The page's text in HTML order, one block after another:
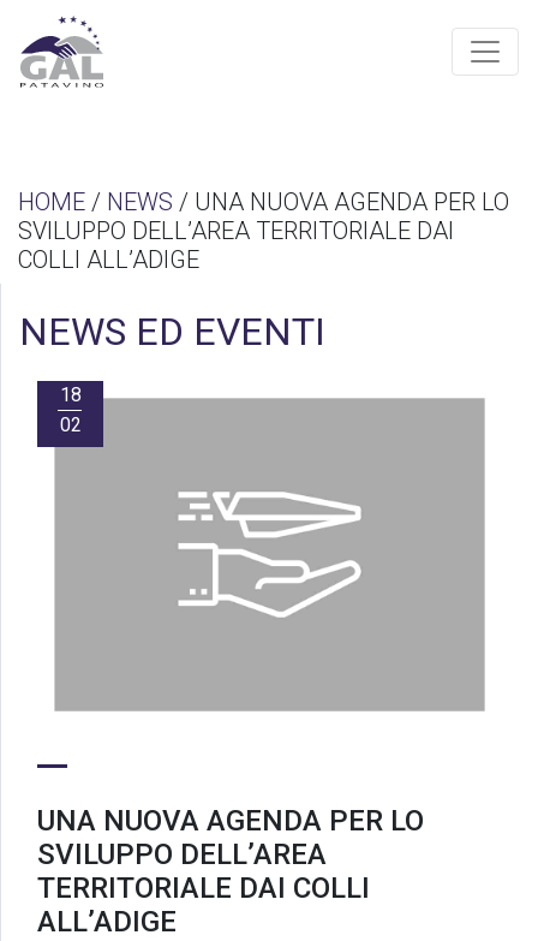
HOME / NEWS / UNA NUOVA AGENDA PER LO
SVILUPPO DELL’AREA TERRITORIALE DAI
COLLI ALL’ADIGE
NEWS ED EVENTI
18
02
UNA NUOVA AGENDA PER LO
SVILUPPO DELL’AREA
TERRITORIALE DAI COLLI
ALL’ADIGE